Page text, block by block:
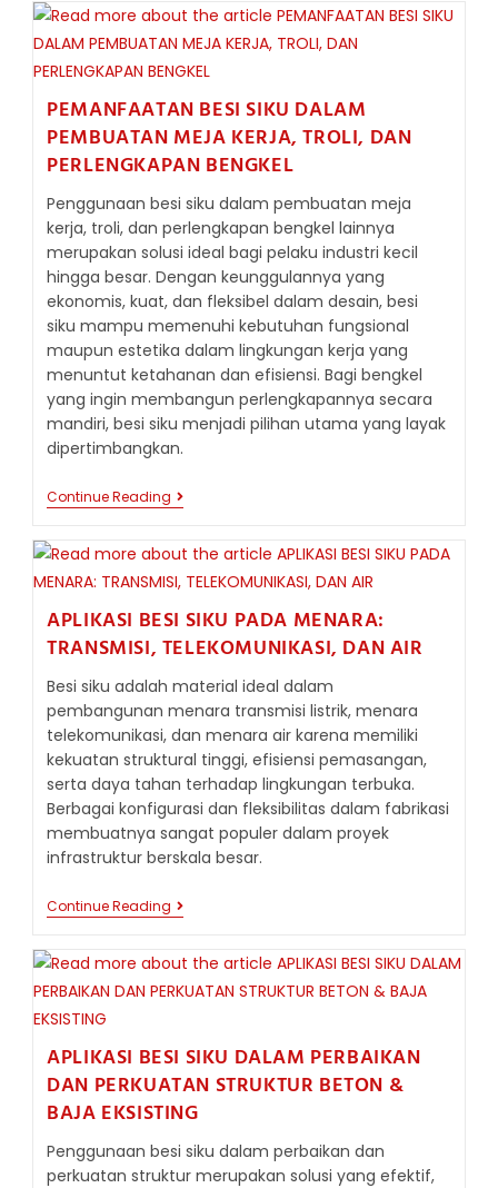
DALAM
FURNITUR:
ELEMEN
STRUKTURAL
DAN
DEKORATIF
YANG
SERBAGUNA
PEMANFAATAN BESI SIKU DALAM
PEMBUATAN MEJA KERJA, TROLI, DAN
PERLENGKAPAN BENGKEL
Penggunaan besi siku dalam pembuatan meja
kerja, troli, dan perlengkapan bengkel lainnya
merupakan solusi ideal bagi pelaku industri kecil
hingga besar. Dengan keunggulannya yang
ekonomis, kuat, dan fleksibel dalam desain, besi
siku mampu memenuhi kebutuhan fungsional
maupun estetika dalam lingkungan kerja yang
menuntut ketahanan dan efisiensi. Bagi bengkel
yang ingin membangun perlengkapannya secara
mandiri, besi siku menjadi pilihan utama yang layak
dipertimbangkan.
Continue Reading PEMANFAATAN
BESI
DALAM
MEJA
TROLI,
DAN
PERLENGKAPAN
BENGKEL
APLIKASI BESI SIKU PADA MENARA:
TRANSMISI, TELEKOMUNIKASI, DAN AIR
Besi siku adalah material ideal dalam
pembangunan menara transmisi listrik, menara
telekomunikasi, dan menara air karena memiliki
kekuatan struktural tinggi, efisiensi pemasangan,
serta daya tahan terhadap lingkungan terbuka.
Berbagai konfigurasi dan fleksibilitas dalam fabrikasi
membuatnya sangat populer dalam proyek
infrastruktur berskala besar.
Continue Reading APLIKASI
BESI
PADA
TRANSMISI,
AIR
APLIKASI BESI SIKU DALAM PERBAIKAN
DAN PERKUATAN STRUKTUR BETON &
BAJA EKSISTING
Penggunaan besi siku dalam perbaikan dan
perkuatan struktur merupakan solusi yang efektif,